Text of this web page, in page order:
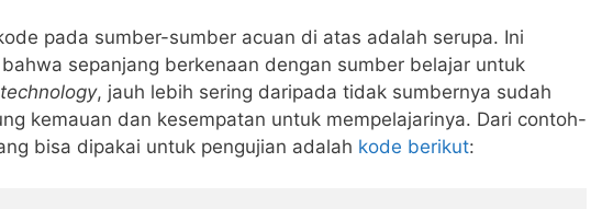
pada sumber-sumber acuan di atas adalah serupa. Ini
sepanjang berkenaan dengan sumber belajar untuk
, jauh lebih sering daripada tidak sumbernya sudah
kemauan dan kesempatan untuk mempelajarinya. Dari contoh-
bisa dipakai untuk pengujian adalah kode berikut: